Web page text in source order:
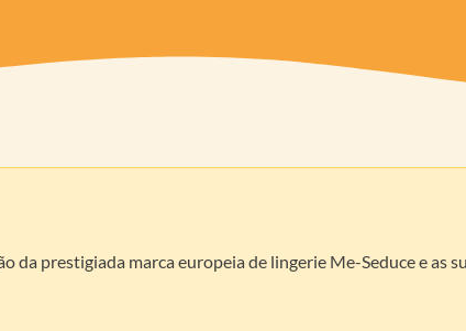
da prestigiada marca europeia de lingerie Me-Seduce e as